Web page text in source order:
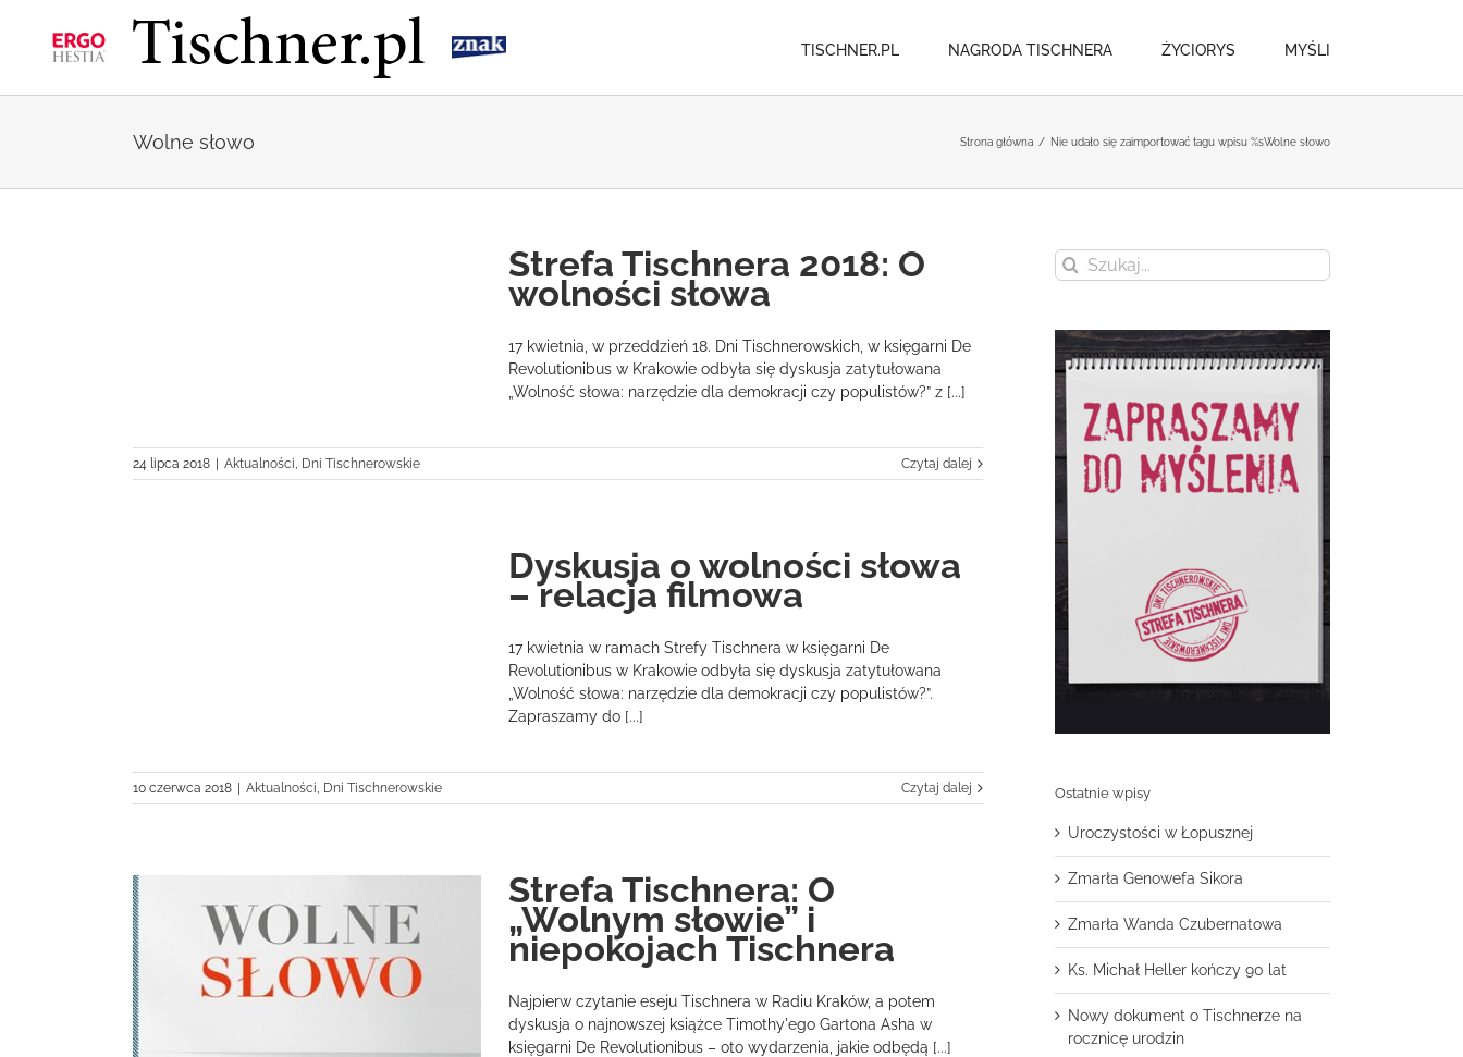
zawartości
TISCHNER.PL NAGRODA TISCHNERA ŻYCIORYS MYŚLI
Wolne słowo Strona główna / Nie udało się zaimportować tagu wpisu %sWolne słowo
Strefa Tischnera 2018: O
wolności słowa
17 kwietnia, w przeddzień 18. Dni Tischnerowskich, w księgarni De
Revolutionibus w Krakowie odbyła się dyskusja zatytułowana
„Wolność słowa: narzędzie dla demokracji czy populistów?” z [...]
24 lipca 2018 Aktualności, Dni Tischnerowskie Czytaj dalej
Dyskusja o wolności słowa
– relacja filmowa
17 kwietnia w ramach Strefy Tischnera w księgarni De
Revolutionibus w Krakowie odbyła się dyskusja zatytułowana
„Wolność słowa: narzędzie dla demokracji czy populistów?”.
Zapraszamy do [...]
10 czerwca 2018 Aktualności, Dni Tischnerowskie Czytaj dalej
Strefa Tischnera: O
„Wolnym słowie” i
niepokojach Tischnera
Najpierw czytanie eseju Tischnera w Radiu Kraków, a potem
dyskusja o najnowszej książce Timothy'ego Gartona Asha w
księgarni De Revolutionibus – oto wydarzenia, jakie odbędą [...]
Szukaj
Ostatnie wpisy
Uroczystości w Łopusznej
Zmarła Genowefa Sikora
Zmarła Wanda Czubernatowa
Ks. Michał Heller kończy 90 lat
Nowy dokument o Tischnerze na
rocznicę urodzin